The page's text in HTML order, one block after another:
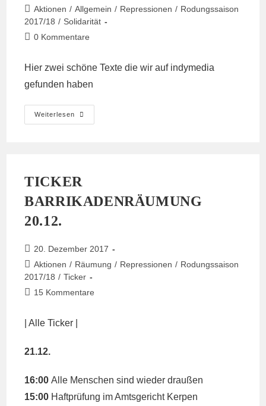
veröffentlicht:
Beitrags-
Kategorie:
Aktionen / Allgemein / Repressionen / Rodungssaison
2017/18 / Solidarität
Beitrags-
0 Kommentare
Hier zwei schöne Texte die wir auf indymedia
gefunden haben
Weiterlesen
Fundstücke
Aus
TICKER
BARRIKADENRÄUMUNG
20.12.
Beitrag
veröffentlicht:
20. Dezember 2017
Beitrags-
Kategorie:
Aktionen / Räumung / Repressionen / Rodungssaison
2017/18 / Ticker
Beitrags-
15 Kommentare
|Alle Ticker
21.12.
16:00Alle Menschen sind wieder draußen
15:00 Haftprüfung im Amtsgericht Kerpen